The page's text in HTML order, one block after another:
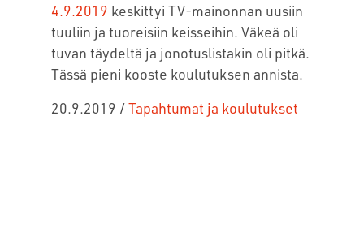
4.9.2019 keskittyi TV-mainonnan uusiin
tuuliin ja tuoreisiin keisseihin. Väkeä oli
tuvan täydeltä ja jonotuslistakin oli pitkä.
Tässä pieni kooste koulutuksen annista.
20.9.2019 /Tapahtumat ja koulutukset